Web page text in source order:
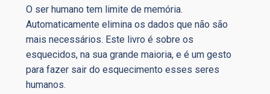
O ser humano tem limite de memória.
Automaticamente elimina os dados que não são
mais necessários. Este livro é sobre os
esquecidos, na sua grande maioria, e é um gesto
para fazer sair do esquecimento esses seres
humanos.